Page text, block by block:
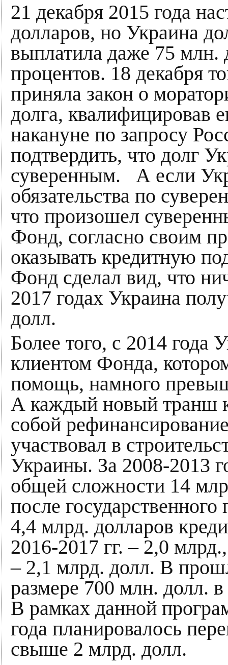
21 декабря 2015 года
долларов, но Украина
выплатила даже 75 млн.
процентов. 18 декабря
приняла закон о
долга, квалифицировав
накануне по запросу
подтвердить, что долг
суверенным. А если
обязательства по
что произошел
Фонд, согласно своим
оказывать кредитную
Фонд сделал вид, что
2017 годах Украина
долл.
Более того, с 2014 года
клиентом Фонда,
помощь, намного
А каждый новый транш
собой
участвовал в
Украины. За 2008-2013
общей сложности 14
после
4,4 млрд. долларов
2016-2017 гг. – 2,0
– 2,1 млрд. долл. В
размере 700 млн. долл.
В рамках данной
года планировалось
свыше 2 млрд. долл.